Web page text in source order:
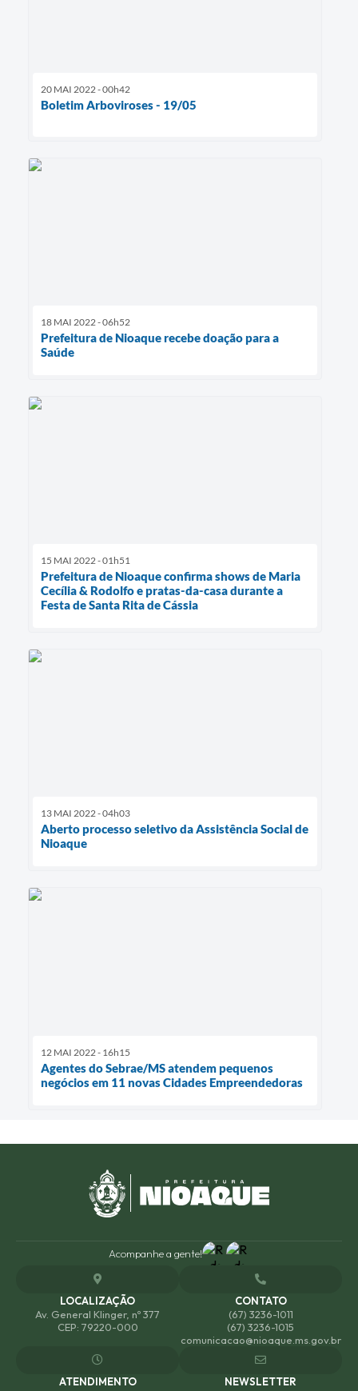
20 MAI 2022 - 00h42
Boletim Arboviroses - 19/05
18 MAI 2022 - 06h52
Prefeitura de Nioaque recebe doação para a
Saúde
15 MAI 2022 - 01h51
Prefeitura de Nioaque confirma shows de Maria
Cecília & Rodolfo e pratas-da-casa durante a
Festa de Santa Rita de Cássia
13 MAI 2022 - 04h03
Aberto processo seletivo da Assistência Social de
Nioaque
12 MAI 2022 - 16h15
Agentes do Sebrae/MS atendem pequenos
negócios em 11 novas Cidades Empreendedoras
Acompanhe a gente!
LOCALIZAÇÃO
Av. General Klinger, nº 377
CEP: 79220-000
CONTATO
(67) 3236-1011
(67) 3236-1015
comunicacao@nioaque.ms.gov.br
ATENDIMENTO
NEWSLETTER